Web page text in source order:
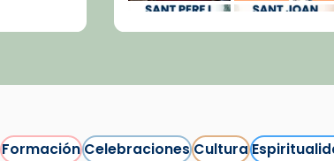
FormaciónCelebracionesCultura